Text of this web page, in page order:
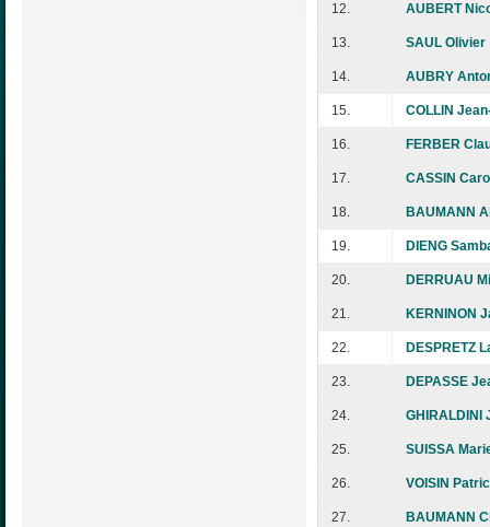
12. AUBERT
13. SAUL Olivier
14. AUBRY
15. COLLIN
16. FERBER
17. CASSIN
18. BAUMANN
19. DIENG
20. DERRUAU
21. KERNINON
22. DESPRETZ
23. DEPASSE
24. GHIRALDINI
25. SUISSA
26. VOISIN
27. BAUMANN